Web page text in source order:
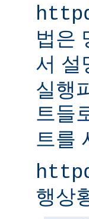
법은
서 설
실행
트들
트를
행상